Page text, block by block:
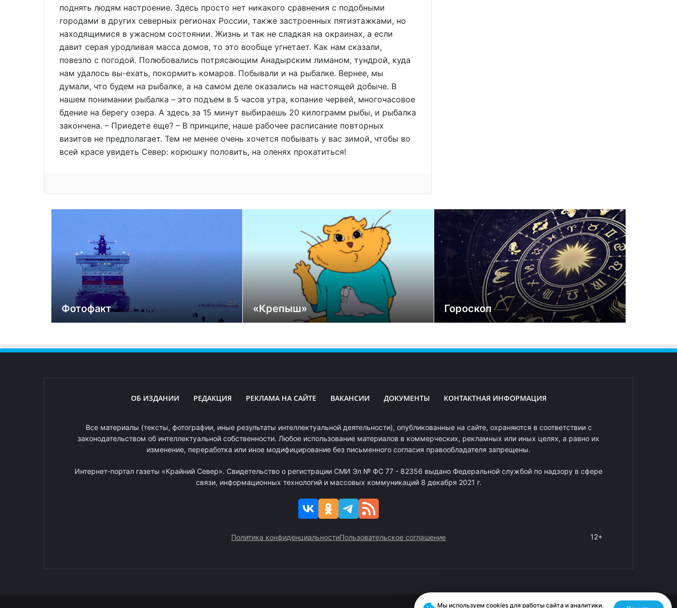
поднять людям настроение. Здесь просто нет никакого сравнения с подобными
городами в других северных регионах России, также застроенных пятиэтажками, но
находящимися в ужасном состоянии. Жизнь и так не сладкая на окраинах, а если
давит серая уродливая масса домов, то это вообще угнетает. Как нам сказали,
повезло с погодой. Полюбовались потрясающим Анадырским лиманом, тундрой, куда
нам удалось вы-ехать, покормить комаров. Побывали и на рыбалке. Вернее, мы
думали, что будем на рыбалке, а на самом деле оказались на настоящей добыче. В
нашем понимании рыбалка – это подъем в 5 часов утра, копание червей, многочасовое
бдение на берегу озера. А здесь за 15 минут выбираешь 20 килограмм рыбы, и рыбалка
закончена. – Приедете еще? – В принципе, наше рабочее расписание повторных
визитов не предполагает. Тем не менее очень хочется побывать у вас зимой, чтобы во
всей красе увидеть Север: корюшку половить, на оленях прокатиться!
Фотофакт «Крепыш» Гороскоп
ОБ ИЗДАНИИ РЕДАКЦИЯ РЕКЛАМА НА САЙТЕ ВАКАНСИИ ДОКУМЕНТЫ КОНТАКТНАЯ ИНФОРМАЦИЯ
Все материалы (тексты, фотографии, иные результаты интеллектуальной деятельности), опубликованные на сайте, охраняются в соответствии с
законодательством об интеллектуальной собственности. Любое использование материалов в коммерческих, рекламных или иных целях, а равно их
изменение, переработка или иное модифицирование без письменного согласия правообладателя запрещены.
Интернет-портал газеты «Крайний Север». Свидетельство о регистрации СМИ Эл № ФС 77 - 82356 выдано Федеральной службой по надзору в сфере
связи, информационных технологий и массовых коммуникаций 8 декабря 2021 г.
Политика конфиденциальностиПользовательское соглашение 12+
Мы используем cookies для работы сайта и аналитики.